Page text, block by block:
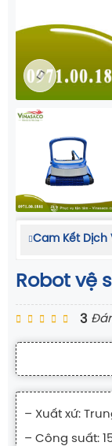
Cam Kết Dịch
Robot vệ
3
– Xuất xứ:
– Công suất: